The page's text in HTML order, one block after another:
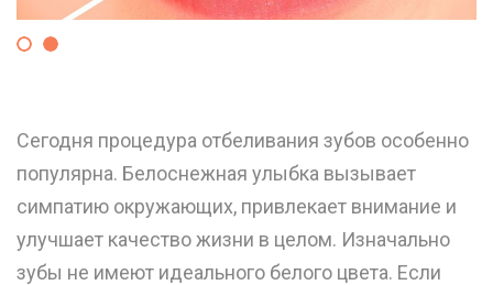
Сегодня процедура отбеливания зубов особенно
популярна. Белоснежная улыбка вызывает
симпатию окружающих, привлекает внимание и
улучшает качество жизни в целом. Изначально
зубы не имеют идеального белого цвета. Если